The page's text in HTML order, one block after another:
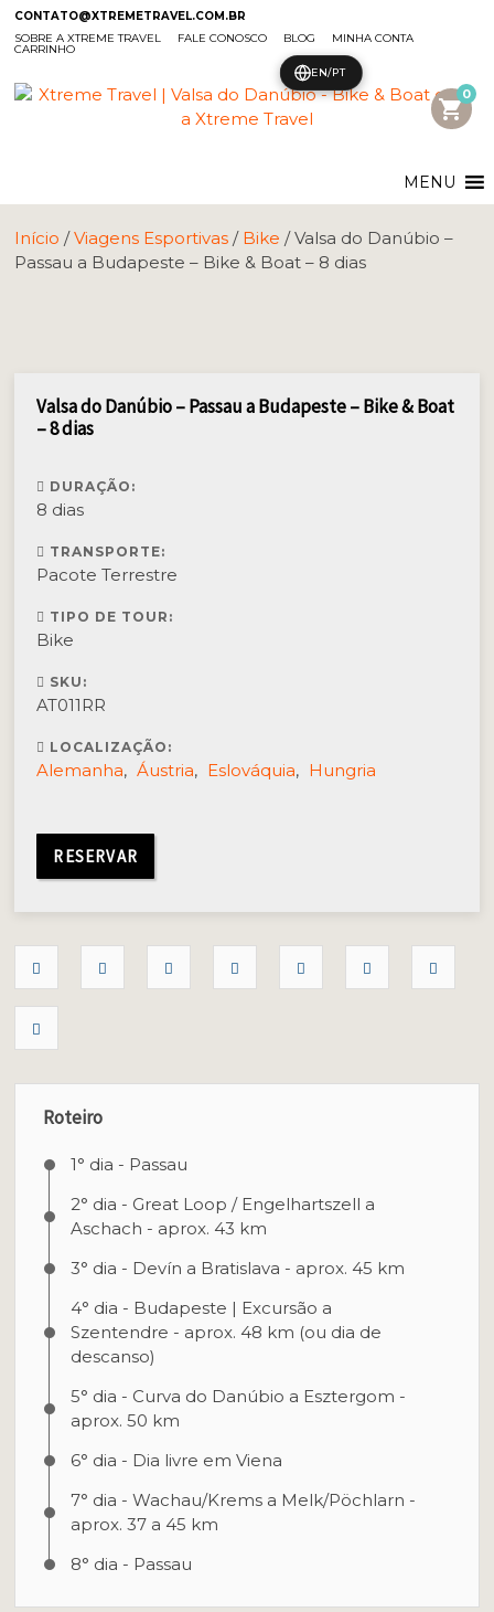
CONTATO@XTREMETRAVEL.COM.BR
SOBRE A XTREME TRAVEL
FALE CONOSCO BLOG MINHA CONTA
CARRINHO
shopping_cart
0
MENU
Início /Viagens Esportivas / Bike / Valsa do Danúbio –
Passau a Budapeste – Bike & Boat – 8 dias
Valsa do Danúbio – Passau a Budapeste – Bike & Boat
– 8 dias
DURAÇÃO:
8 dias
TRANSPORTE:
Pacote Terrestre
TIPO DE TOUR:
Bike
SKU:
AT011RR
LOCALIZAÇÃO:
Alemanha, Áustria, Eslováquia, Hungria
RESERVAR
Roteiro
1° dia - Passau
2° dia - Great Loop / Engelhartszell a
Aschach - aprox. 43 km
3° dia - Devín a Bratislava - aprox. 45 km
4° dia - Budapeste | Excursão a
Szentendre - aprox. 48 km (ou dia de
descanso)
5° dia - Curva do Danúbio a Esztergom -
aprox. 50 km
6° dia - Dia livre em Viena
7° dia - Wachau/Krems a Melk/Pöchlarn -
aprox. 37 a 45 km
8° dia - Passau
EN/PT